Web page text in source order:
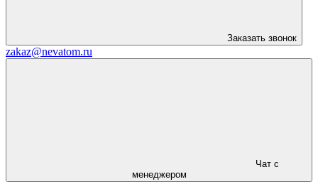
Заказать звонок
zakaz@nevatom.ru
Чат с
менеджером